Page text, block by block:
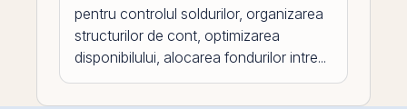
pentru controlul soldurilor, organizarea
structurilor de cont, optimizarea
disponibilului, alocarea fondurilor intre...